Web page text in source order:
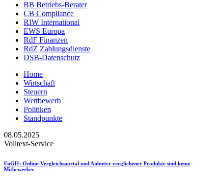
BB Betriebs-Berater
CB Compliance
RIW International
EWS Europa
RdF Finanzen
RdZ Zahlungsdienste
DSB-Datenschutz
Home
Wirtschaft
Steuern
Wettbewerb
Politiken
Standpunkte
08.05.2025
Volltext-Service
EuGH: Online-Vergleichsportal und Anbieter verglichener Produkte sind keine
Mitbewerber